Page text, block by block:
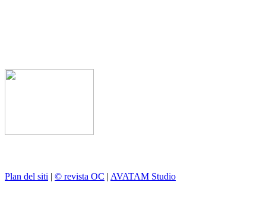
Plan del siti | © revista OC | AVATAM Studio